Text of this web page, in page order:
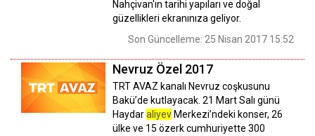
Nahçivan'ın tarihi yapıları ve doğal
güzellikleri ekranınıza geliyor.
Son Güncelleme: 25 Nisan 2017 15:52
Nevruz Özel 2017
TRT AVAZ kanalı Nevruz coşkusunu
Bakü’de kutlayacak. 21 Mart Salı günü
Haydaraliyev Merkezi’ndeki konser, 26
ülke ve 15 özerk cumhuriyette 300